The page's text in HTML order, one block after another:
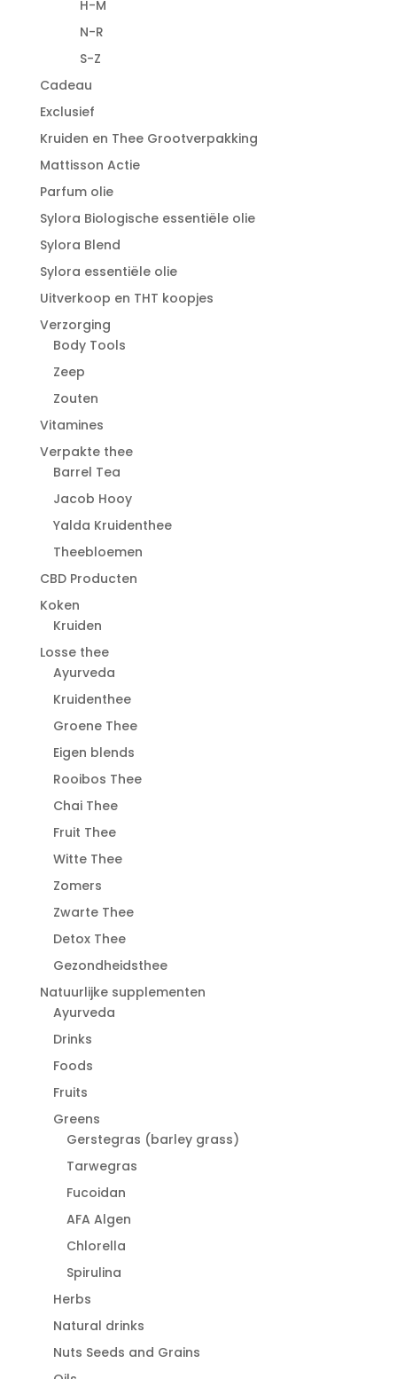
H-M
N-R
S-Z
Cadeau
Exclusief
Kruiden en Thee Grootverpakking
Mattisson Actie
Parfum olie
Sylora Biologische essentiële olie
Sylora Blend
Sylora essentiële olie
Uitverkoop en THT koopjes
Verzorging
Body Tools
Zeep
Zouten
Vitamines
Verpakte thee
Barrel Tea
Jacob Hooy
Yalda Kruidenthee
Theebloemen
CBD Producten
Koken
Kruiden
Losse thee
Ayurveda
Kruidenthee
Groene Thee
Eigen blends
Rooibos Thee
Chai Thee
Fruit Thee
Witte Thee
Zomers
Zwarte Thee
Detox Thee
Gezondheidsthee
Natuurlijke supplementen
Ayurveda
Drinks
Foods
Fruits
Greens
Gerstegras (barley grass)
Tarwegras
Fucoidan
AFA Algen
Chlorella
Spirulina
Herbs
Natural drinks
Nuts Seeds and Grains